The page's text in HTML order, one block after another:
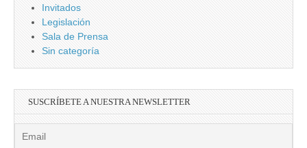
Invitados
Legislación
Sala de Prensa
Sin categoría
SUSCRÍBETE A NUESTRA NEWSLETTER